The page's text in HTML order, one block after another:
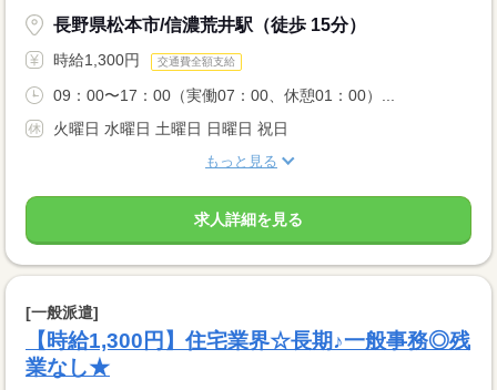
長野県松本市/信濃荒井駅（徒歩 15分）
時給1,300円 交通費全額支給
09：00〜17：00（実働07：00、休憩01：00）...
火曜日 水曜日 土曜日 日曜日 祝日
もっと見る
求人詳細を見る
[一般派遣]
【時給1,300円】住宅業界☆長期♪一般事務◎残
業なし★